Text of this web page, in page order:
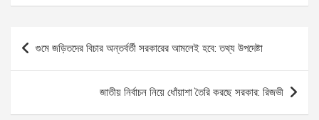
ce
b
o
se
n
g
at
A
p
p
ar
e
Post
navigation
গুমে জড়িতদের বিচার অন্তর্বর্তী সরকারের আমলেই হবে: তথ্য উপদেষ্টা
জাতীয় নির্বাচন নিয়ে ধোঁয়াশা তৈরি করছে সরকার: রিজভী